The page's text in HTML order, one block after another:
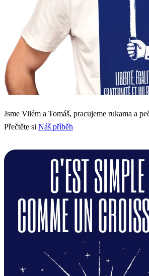
Jsme Vilém a Tomáš, pracujeme rukama a
Přečtěte si Náš příběh